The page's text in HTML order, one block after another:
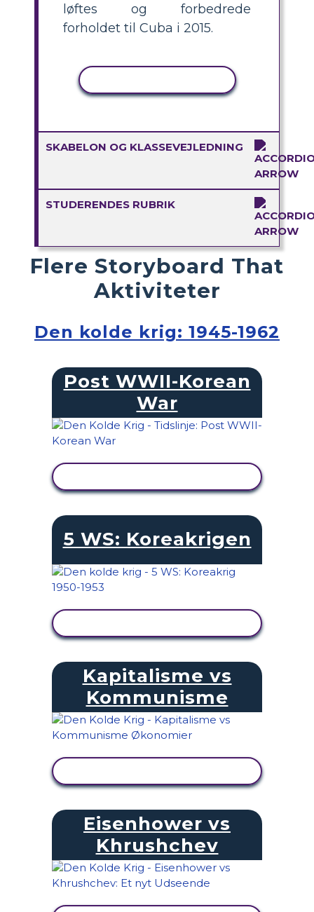
løftes og forbedrede
forholdet til Cuba i 2015.
SKABELON OG KLASSEVEJLEDNING
STUDERENDES RUBRIK
Flere Storyboard That
Aktiviteter
Den kolde krig: 1945-1962
Post WWII-Korean
War
5 WS: Koreakrigen
Kapitalisme vs
Kommunisme
Eisenhower vs
Khrushchev